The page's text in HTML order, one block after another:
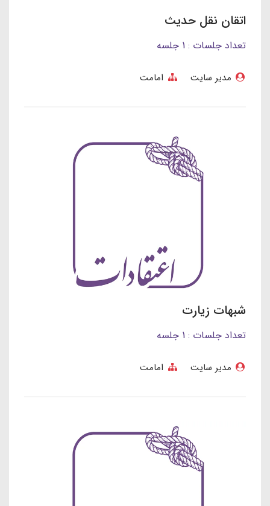
اتقان نقل حدیث
تعداد جلسات : 1 جلسه
مدیر سایت امامت
شبهات زیارت
تعداد جلسات : 1 جلسه
مدیر سایت امامت